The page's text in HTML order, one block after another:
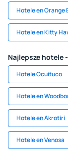
Hotele en Orange
Hotele en Kitty
Najlepsze hotele
Hotele Ocuituco
Hotele en
Hotele en Akrotiri
Hotele en Venosa